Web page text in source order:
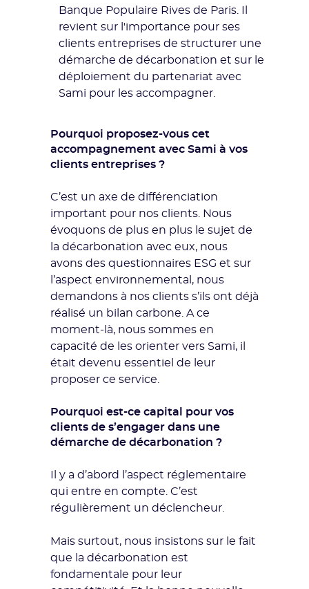
Banque Populaire Rives de Paris. Il
revient sur l'importance pour ses
clients entreprises de structurer une
démarche de décarbonation et sur le
déploiement du partenariat avec
Sami pour les accompagner.
Pourquoi proposez-vous cet
accompagnement avec Sami à vos
clients entreprises ?
C’est un axe de différenciation
important pour nos clients. Nous
évoquons de plus en plus le sujet de
la décarbonation avec eux, nous
avons des questionnaires ESG et sur
l’aspect environnemental, nous
demandons à nos clients s’ils ont déjà
réalisé un bilan carbone. A ce
moment-là, nous sommes en
capacité de les orienter vers Sami, il
était devenu essentiel de leur
proposer ce service.
Pourquoi est-ce capital pour vos
clients de s’engager dans une
démarche de décarbonation ?
Il y a d’abord l’aspect réglementaire
qui entre en compte. C’est
régulièrement un déclencheur.
Mais surtout, nous insistons sur le fait
que la décarbonation est
fondamentale pour leur